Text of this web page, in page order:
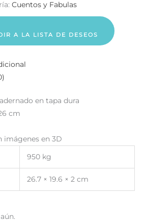
Cuentos y Fabulas
A LA LISTA DE DESEOS
en tapa dura
cm
imágenes en 3D
950 kg
26.7 × 19.6 × 2 cm